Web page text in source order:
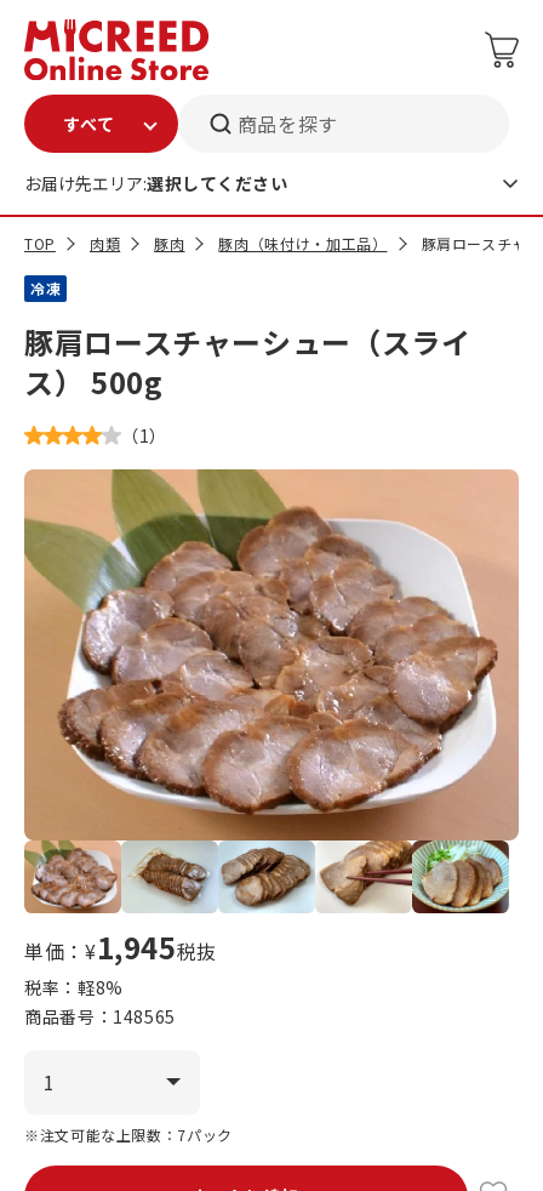
商品を探す
お届け先エリア:選択してください
TOP 肉類 豚肉 豚肉（味付け・加工品） 豚肩ロースチャ
冷凍
豚肩ロースチャーシュー（スライ
ス） 500g
（1）
単価：¥1,945税抜
税率：軽8%
商品番号： 148565
※注文可能な上限数：7パック